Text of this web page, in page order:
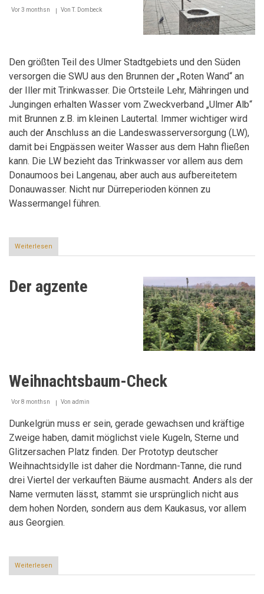
Vor 3 monthsn VonT. Dombeck
Den größten Teil des Ulmer Stadtgebiets und den Süden
versorgen die SWU aus den Brunnen der „Roten Wand“ an
der Iller mit Trinkwasser. Die Ortsteile Lehr, Mähringen und
Jungingen erhalten Wasser vom Zweckverband „Ulmer Alb“
mit Brunnen z.B. im kleinen Lautertal. Immer wichtiger wird
auch der Anschluss an die Landeswasserversorgung (LW),
damit bei Engpässen weiter Wasser aus dem Hahn fließen
kann. Die LW bezieht das Trinkwasser vor allem aus dem
Donaumoos bei Langenau, aber auch aus aufbereitetem
Donauwasser. Nicht nur Dürreperioden können zu
Wassermangel führen.
Weiterlesen
Ist
da?
Der agzente
Weihnachtsbaum-Check
Vor 8 monthsn Von admin
Dunkelgrün muss er sein, gerade gewachsen und kräftige
Zweige haben, damit möglichst viele Kugeln, Sterne und
Glitzersachen Platz finden. Der Prototyp deutscher
Weihnachtsidylle ist daher die Nordmann-Tanne, die rund
drei Viertel der verkauften Bäume ausmacht. Anders als der
Name vermuten lässt, stammt sie ursprünglich nicht aus
dem hohen Norden, sondern aus dem Kaukasus, vor allem
aus Georgien.
Weiterlesen
Der